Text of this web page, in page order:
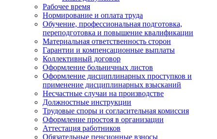
Рабочее время
Нормирование и оплата труда
Обучение, профессиональная подготовка,
переподготовка и повышение квалификации
Материальная ответственность сторон
Гарантии и компенсационные выплаты
Коллективный договор
Оформление больничных листов
Оформление дисциплинарных проступков и
применение дисциплинарных взысканий
Несчастные случаи на производстве
Должностные инструкции
Трудовые споры и согласительная комиссия
Оформление простоя в организации
Аттестация работников
Обязательные пенсионные взносы